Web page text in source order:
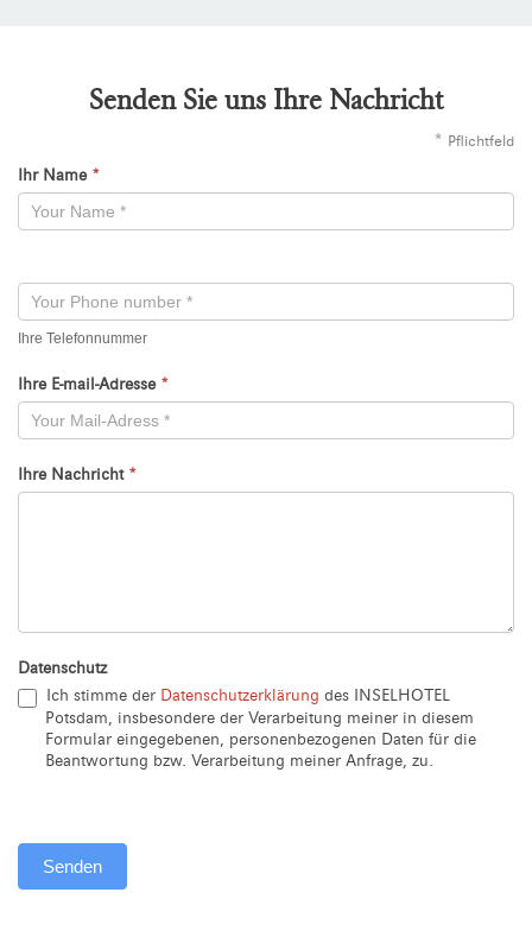
Senden Sie uns Ihre Nachricht
* Pflichtfeld
Kontaktformular
-
Ihr Name *
Ihre Telefonnummer
Ihre E-mail-Adresse *
Ihre Nachricht *
Datenschutz
Ich stimme der Datenschutzerklärung des INSELHOTEL
Potsdam, insbesondere der Verarbeitung meiner in diesem
Formular eingegebenen, personenbezogenen Daten für die
Beantwortung bzw. Verarbeitung meiner Anfrage, zu.
Senden